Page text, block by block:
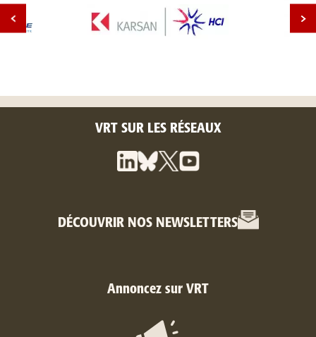
VRT SUR LES RÉSEAUX
DÉCOUVRIR NOS NEWSLETTERS
Annoncez sur VRT